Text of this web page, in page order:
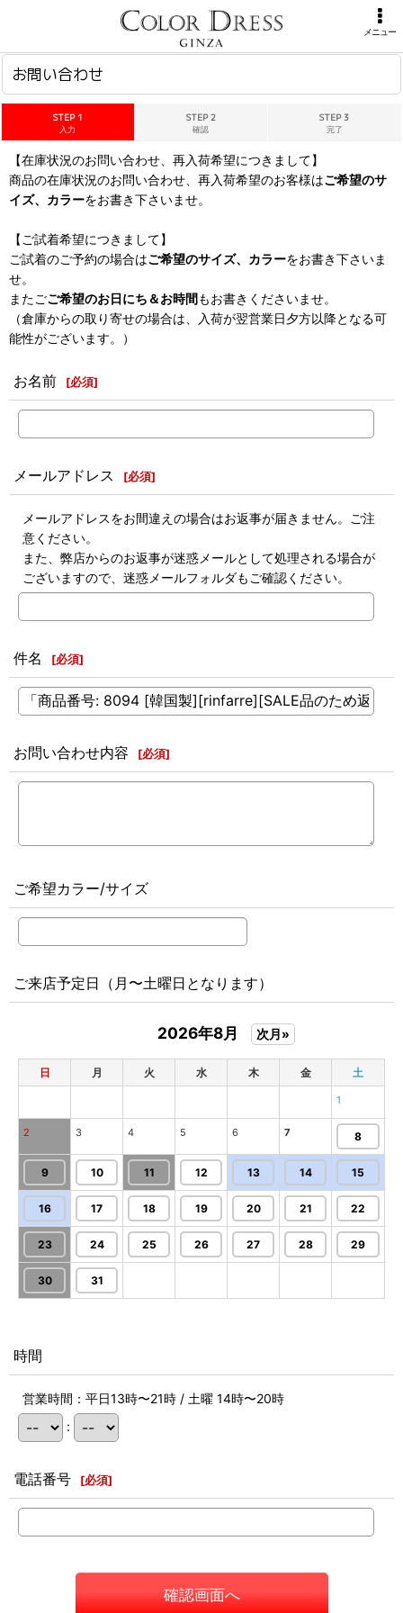
メニュー
お問い合わせ
STEP 1
入力
STEP 2
確認
STEP 3
完了
【在庫状況のお問い合わせ、再入荷希望につきまして】
商品の在庫状況のお問い合わせ、再入荷希望のお客様はご希望のサ
イズ、カラーをお書き下さいませ。
【ご試着希望につきまして】
ご試着のご予約の場合はご希望のサイズ、カラーをお書き下さいま
せ。
またごご希望のお日にち＆お時間もお書きくださいませ。
（倉庫からの取り寄せの場合は、入荷が翌営業日夕方以降となる可
能性がございます。）
お名前 [必須]
メールアドレス [必須]
メールアドレスをお間違えの場合はお返事が届きません。ご注
意ください。
また、弊店からのお返事が迷惑メールとして処理される場合が
ございますので、迷惑メールフォルダもご確認ください。
件名 [必須]
お問い合わせ内容 [必須]
ご希望カラー/サイズ
ご来店予定日（月〜土曜日となります）
2026年8月 次月»
日 月 火 水 木 金 土
1
2 3 4 5 6 7 8
9 10 11 12 13 14 15
16 17 18 19 20 21 22
23 24 25 26 27 28 29
30 31
時間
営業時間：平日13時〜21時 / 土曜 14時〜20時
:
電話番号 [必須]
確認画面へ